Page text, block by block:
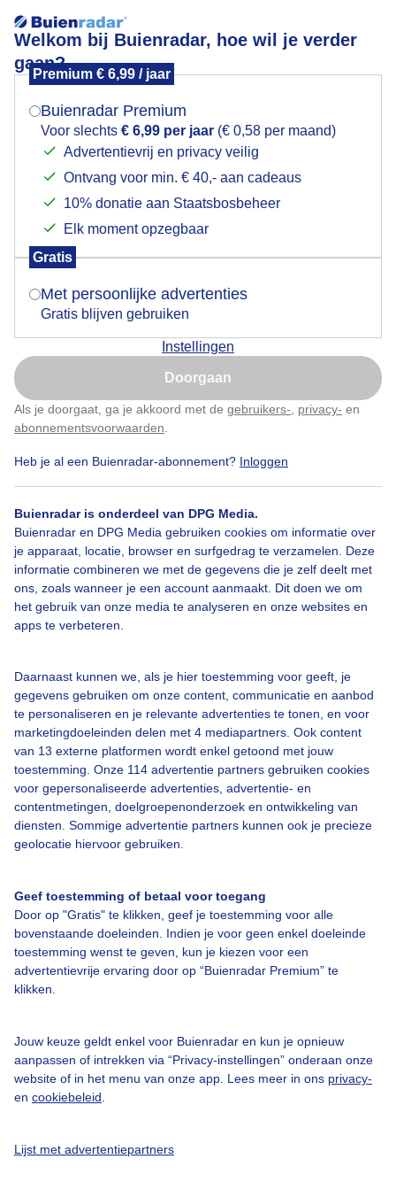
Welkom bij Buienradar, hoe wil je verder
gaan?
Premium € 6,99 / jaar
Buienradar Premium
Voor slechts € 6,99 per jaar (€ 0,58 per maand)
Advertentievrij en privacy veilig
Ontvang voor min. € 40,- aan cadeaus
10% donatie aan Staatsbosbeheer
Elk moment opzegbaar
Gratis
Met persoonlijke advertenties
Gratis blijven gebruiken
Instellingen
Doorgaan
Als je doorgaat, ga je akkoord met de gebruikers- privacy- en
abonnementsvoorwaarden
Heb je al een Buienradar-abonnement? Inloggen
Buienradar is onderdeel van DPG Media.
Buienradar en DPG Media gebruiken cookies om informatie over
je apparaat, locatie, browser en surfgedrag te verzamelen. Deze
informatie combineren we met de gegevens die je zelf deelt met
ons, zoals wanneer je een account aanmaakt. Dit doen we om
het gebruik van onze media te analyseren en onze websites en
apps te verbeteren.
Daarnaast kunnen we, als je hier toestemming voor geeft, je
gegevens gebruiken om onze content, communicatie en aanbod
te personaliseren en je relevante advertenties te tonen, en voor
marketingdoeleinden delen met 4 mediapartners. Ook content
van 13 externe platformen wordt enkel getoond met jouw
toestemming. Onze 114 advertentie partners gebruiken cookies
voor gepersonaliseerde advertenties, advertentie- en
contentmetingen, doelgroepenonderzoek en ontwikkeling van
diensten. Sommige advertentie partners kunnen ook je precieze
geolocatie hiervoor gebruiken.
Geef toestemming of betaal voor toegang
Door op "Gratis" te klikken, geef je toestemming voor alle
bovenstaande doeleinden. Indien je voor geen enkel doeleinde
toestemming wenst te geven, kun je kiezen voor een
advertentievrije ervaring door op “Buienradar Premium” te
klikken.
Jouw keuze geldt enkel voor Buienradar en kun je opnieuw
aanpassen of intrekken via “Privacy-instellingen” onderaan onze
website of in het menu van onze app. Lees meer in ons privacy-
en cookiebeleid
Lijst met advertentiepartners
Mooie zonsondergang
Door: Francien Tax Gemaakt: 18-05-2026, 32x bekeken
Lente Wolken Zonsondergang
Bekijk slideshow
Over Buienradar
Bedrijfsgegevens
Contact
Toegankelijkheid
Gebruikersvoorwaarden
Adverteren
Privacy beleid
Cookie beleid
Mogen we je locatie gebruiken voor het
Indien je hier nog geen akkoord op hebt gegeven,
verschijnt er zo een pop-up uit je browser waarin
Is goed, toon de popup
Nu niet, misschien later
Klik hierom dit aan te passen